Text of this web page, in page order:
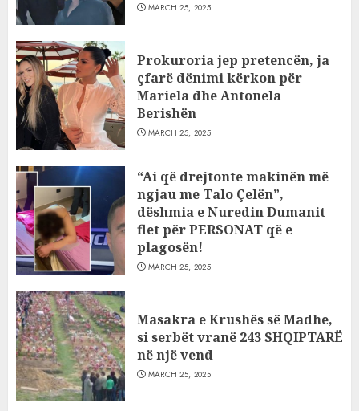
MARCH 25, 2025
Prokuroria jep pretencën, ja
çfarë dënimi kërkon për
Mariela dhe Antonela
Berishën
MARCH 25, 2025
“Ai që drejtonte makinën më
ngjau me Talo Çelën”,
dëshmia e Nuredin Dumanit
flet për PERSONAT që e
plagosën!
MARCH 25, 2025
Masakra e Krushës së Madhe,
si serbët vranë 243 SHQIPTARË
në një vend
MARCH 25, 2025